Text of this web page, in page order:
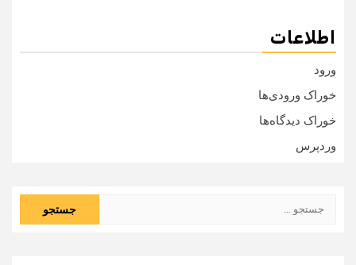
اطلاعات
ورود
خوراک ورودی‌ها
خوراک دیدگاه‌ها
وردپرس